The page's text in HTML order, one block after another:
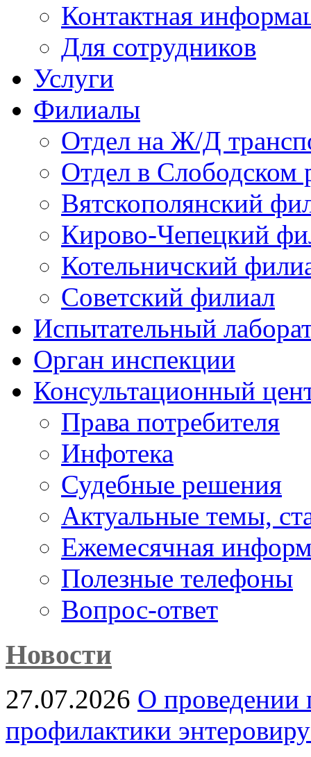
Контактная
Для сотрудников
Услуги
Филиалы
Отдел на Ж/Д
Отдел в Слободском
Вятскополянский
Кирово-Чепецкий
Котельничский
Советский филиал
Испытательный
Орган инспекции
Консультационный
Права потребителя
Инфотека
Судебные решения
Актуальные темы,
Ежемесячная
Полезные телефоны
Вопрос-ответ
Новости
27.07.2026 О проведении
профилактики